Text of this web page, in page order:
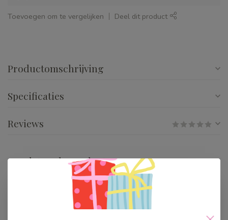
Toevoegen om te vergelijken Deel dit product
Productomschrijving
Specificaties
Reviews
Gerelateerde producten
Djeco Tinyly Tinyroom
Op voorraad